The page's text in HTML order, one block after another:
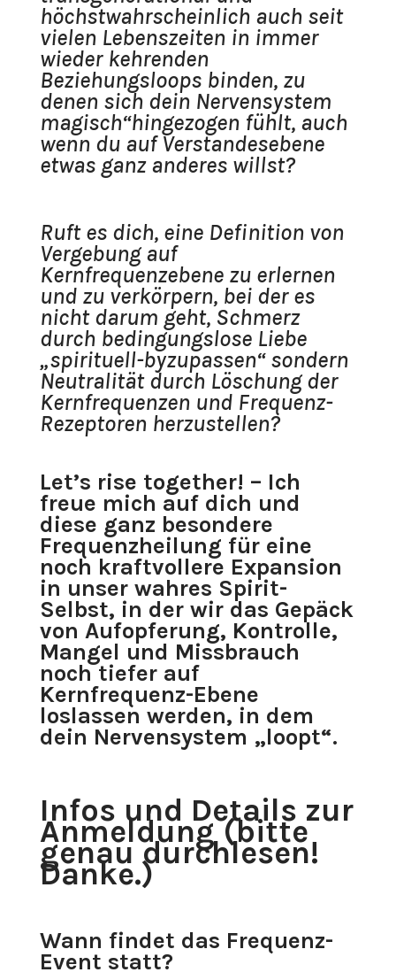
höchstwahrscheinlich auch seit
vielen Lebenszeiten in immer
wieder kehrenden
Beziehungsloops binden, zu
denen sich dein Nervensystem
magisch“hingezogen fühlt, auch
wenn du auf Verstandesebene
etwas ganz anderes willst?
Ruft es dich, eine Definition von
Vergebung auf
Kernfrequenzebene zu erlernen
und zu verkörpern, bei der es
nicht darum geht, Schmerz
durch bedingungslose Liebe
„spirituell-byzupassen“ sondern
Neutralität durch Löschung der
Kernfrequenzen und Frequenz-
Rezeptoren herzustellen?
Let’s rise together! – Ich
freue mich auf dich und
diese ganz besondere
Frequenzheilung für eine
noch kraftvollere Expansion
in unser wahres Spirit-
Selbst, in der wir das Gepäck
von Aufopferung, Kontrolle,
Mangel und Missbrauch
noch tiefer auf
Kernfrequenz-Ebene
loslassen werden, in dem
dein Nervensystem „loopt“.
Infos und Details zur
Anmeldung (bitte
genau durchlesen!
Danke.)
Wann findet das Frequenz-
Event statt?